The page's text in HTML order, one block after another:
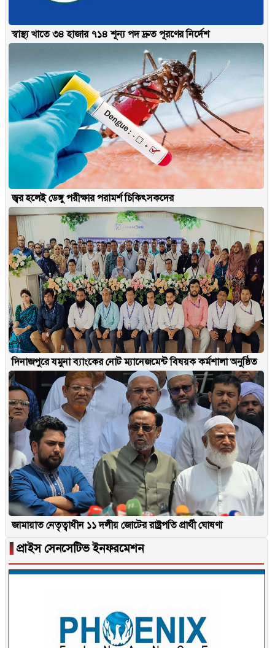
স্বাস্থ্য খাতে ৩৪ হাজার ৭১৪ শূন্য পদ দ্রুত পূরণের নির্দেশ
জ্বর হলেই ডেঙ্গু পরীক্ষার পরামর্শ চিকিৎসকদের
দিনাজপুরে যমুনা ব্যাংকের নোট ম্যানেজমেন্ট বিষয়ক কর্মশালা অনুষ্ঠিত
জামায়াত নেতৃত্বাধীন ১১ দলীয় জোটের রাষ্ট্রপতি প্রার্থী ঘোষণা
▐ প্রাইস সেনসেটিভ ইনফরমেশন